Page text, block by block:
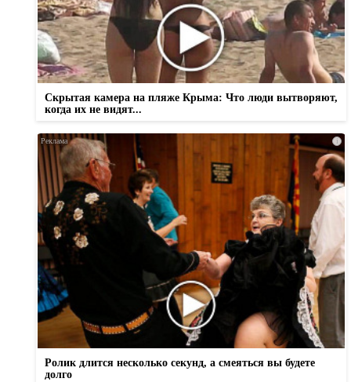
Скрытая камера на пляже Крыма: Что люди вытворяют,
когда их не видят...
i
Ролик длится несколько секунд, а смеяться вы будете
долго